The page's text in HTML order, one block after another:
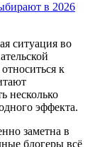
в 2026
ситуация во
к
несколько
эффекта.
заметна в
блогеры всё